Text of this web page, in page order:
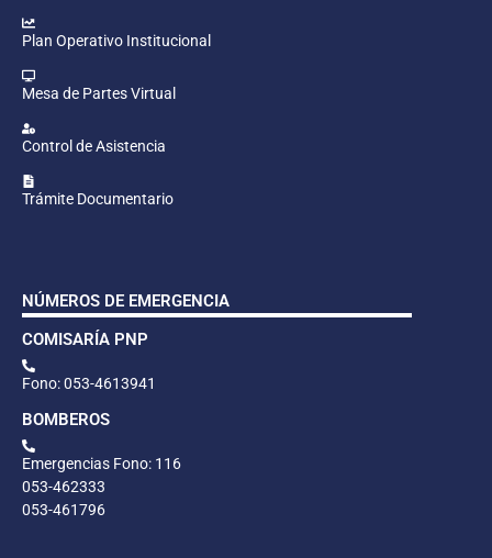
Plan Operativo Institucional
Mesa de Partes Virtual
Control de Asistencia
Trámite Documentario
NÚMEROS DE EMERGENCIA
COMISARÍA PNP
Fono: 053-4613941
BOMBEROS
Emergencias Fono: 116
053-462333
053-461796